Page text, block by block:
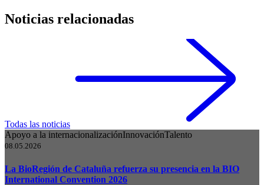
Noticias relacionadas
Todas las noticias
Apoyo a la internacionalizaciónInnovaciónTalento
08.05.2026
La BioRegión de Cataluña refuerza su presencia en la BIO
International Convention 2026